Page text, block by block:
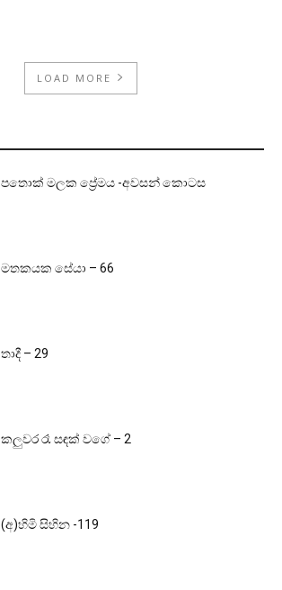
LOAD MORE
පතොක් මලක ප්‍රේමය -අවසන් කොටස
මතකයක සේයා – 66
තාදී – 29
කලුවර රෑ සඳක් වගේ – 2
(අ)හිමි සිහින -119